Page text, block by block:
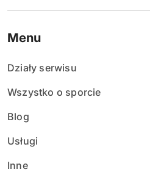
Menu
Działy serwisu
Wszystko o sporcie
Blog
Usługi
Inne